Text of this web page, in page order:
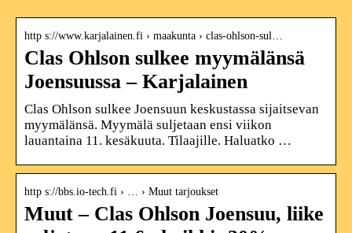
http s://www.karjalainen.fi › maakunta › clas-ohlson-sul…
Clas Ohlson sulkee myymälänsä
Joensuussa – Karjalainen
Clas Ohlson sulkee Joensuun keskustassa sijaitsevan
myymälänsä. Myymälä suljetaan ensi viikon
lauantaina 11. kesäkuuta. Tilaajille. Haluatko …
http s://bbs.io-tech.fi › … › Muut tarjoukset
Muut – Clas Ohlson Joensuu, liike